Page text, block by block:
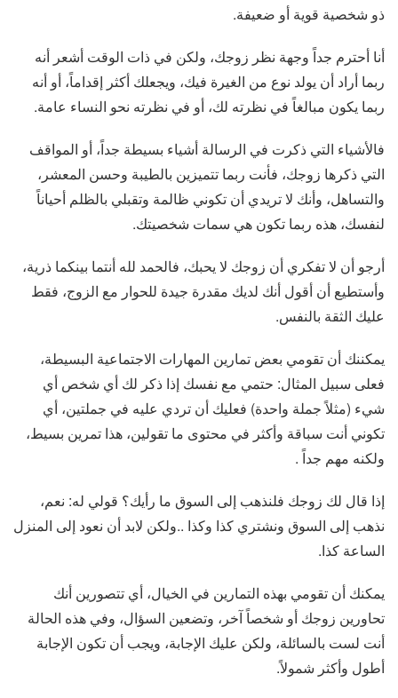
ذو شخصية قوية أو ضعيفة.
أنا أحترم جداً وجهة نظر زوجك، ولكن في ذات الوقت أشعر أنه
ربما أراد أن يولد نوع من الغيرة فيك، ويجعلك أكثر إقداماً، أو أنه
ربما يكون مبالغاً في نظرته لك، أو في نظرته نحو النساء عامة.
فالأشياء التي ذكرت في الرسالة أشياء بسيطة جداً، أو المواقف
التي ذكرها زوجك، فأنت ربما تتميزين بالطيبة وحسن المعشر،
والتساهل، وأنك لا تريدي أن تكوني ظالمة وتقبلي بالظلم أحياناً
لنفسك، هذه ربما تكون هي سمات شخصيتك.
أرجو أن لا تفكري أن زوجك لا يحبك، فالحمد لله أنتما بينكما ذرية،
وأستطيع أن أقول أنك لديك مقدرة جيدة للحوار مع الزوج، فقط
عليك الثقة بالنفس.
يمكننك أن تقومي بعض تمارين المهارات الاجتماعية البسيطة،
فعلى سبيل المثال: حتمي مع نفسك إذا ذكر لك أي شخص أي
شيء (مثلاً جملة واحدة) فعليك أن تردي عليه في جملتين، أي
تكوني أنت سباقة وأكثر في محتوى ما تقولين، هذا تمرين بسيط،
ولكنه مهم جداً .
إذا قال لك زوجك فلنذهب إلى السوق ما رأيك؟ قولي له: نعم،
نذهب إلى السوق ونشتري كذا وكذا ..ولكن لابد أن نعود إلى المنزل
الساعة كذا.
يمكنك أن تقومي بهذه التمارين في الخيال، أي تتصورين أنك
تحاورين زوجك أو شخصاً آخر، وتضعين السؤال، وفي هذه الحالة
أنت لست بالسائلة، ولكن عليك الإجابة، ويجب أن تكون الإجابة
أطول وأكثر شمولاً.